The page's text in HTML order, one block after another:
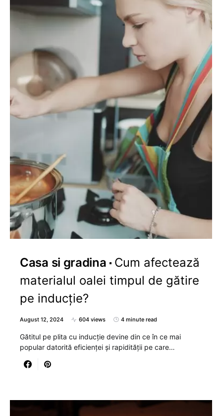
Casa si gradina
Cum afectează
materialul oalei timpul de gătire
pe inducție?
August 12, 2024 604 views 4 minute read
Gătitul pe plita cu inducție devine din ce în ce mai
popular datorită eficienței și rapidității pe care…